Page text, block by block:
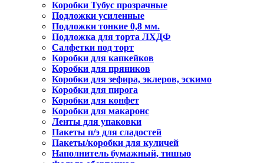
Коробки Тубус прозрачные
Подложки усиленные
Подложки тонкие 0,8 мм.
Подложка для торта ЛХДФ
Салфетки под торт
Коробки для капкейков
Коробки для пряников
Коробки для зефира, эклеров, эскимо
Коробки для пирога
Коробки для конфет
Коробки для макаронс
Ленты для упаковки
Пакеты п/э для сладостей
Пакеты/коробки для куличей
Наполнитель бумажный, тишью